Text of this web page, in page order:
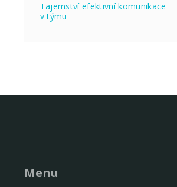
Tajemství efektivní komunikace
v týmu
Menu